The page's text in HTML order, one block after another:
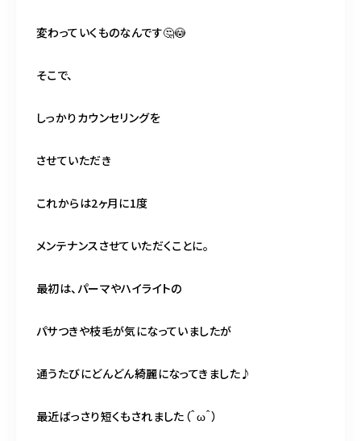
変わっていくものなんです🤔😳
そこで、
しっかりカウンセリングを
させていただき
これからは2ヶ月に1度
メンテナンスさせていただくことに。
最初は、パーマやハイライトの
パサつきや枝毛が気になっていましたが
通うたびにどんどん綺麗になってきました♪
最近ばっさり短くもされました（＾ω＾）